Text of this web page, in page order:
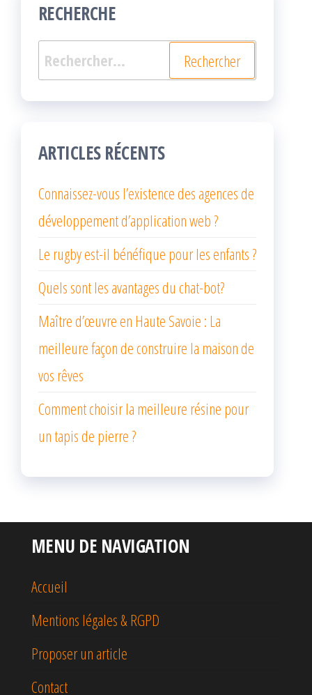
RECHERCHE
Rechercher :
ARTICLES RÉCENTS
Connaissez-vous l’existence des agences de
développement d’application web ?
Le rugby est-il bénéfique pour les enfants ?
Quels sont les avantages du chat-bot?
Maître d’œuvre en Haute Savoie : La
meilleure façon de construire la maison de
vos rêves
Comment choisir la meilleure résine pour
un tapis de pierre ?
MENU DE NAVIGATION
Accueil
Mentions légales & RGPD
Proposer un article
Contact